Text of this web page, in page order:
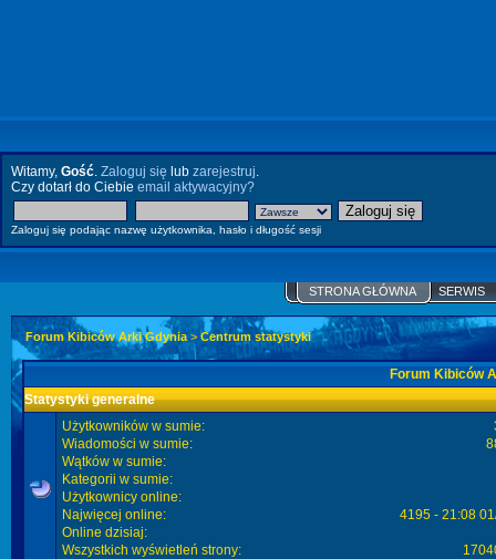
Witamy, Gość. Zaloguj się lub zarejestruj.
Czy dotarł do Ciebie email aktywacyjny?
Zaloguj się podając nazwę użytkownika, hasło i długość sesji
STRONA GŁÓWNA SERWIS
Forum Kibiców Arki Gdynia> Centrum statystyki
Forum Kibiców
Statystyki generalne
Użytkowników w sumie:
Wiadomości w sumie:
Wątków w sumie:
Kategorii w sumie:
Użytkownicy online:
Najwięcej online:
4195 - 21:08
Online dzisiaj:
Wszystkich wyświetleń strony: